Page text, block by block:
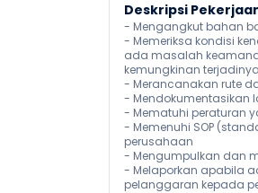
Deskripsi
- Mengangkut bahan
- Memeriksa kondisi
ada masalah
kemungkinan
- Merancanakan rute
- Mendokumentasikan
- Mematuhi peraturan
- Memenuhi SOP
perusahaan
- Mengumpulkan dan
- Melaporkan apabila
pelanggaran kepada